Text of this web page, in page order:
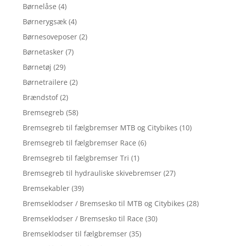
Børnelåse (4)
Børnerygsæk (4)
Børnesoveposer (2)
Børnetasker (7)
Børnetøj (29)
Børnetrailere (2)
Brændstof (2)
Bremsegreb (58)
Bremsegreb til fælgbremser MTB og Citybikes (10)
Bremsegreb til fælgbremser Race (6)
Bremsegreb til fælgbremser Tri (1)
Bremsegreb til hydrauliske skivebremser (27)
Bremsekabler (39)
Bremseklodser / Bremsesko til MTB og Citybikes (28)
Bremseklodser / Bremsesko til Race (30)
Bremseklodser til fælgbremser (35)